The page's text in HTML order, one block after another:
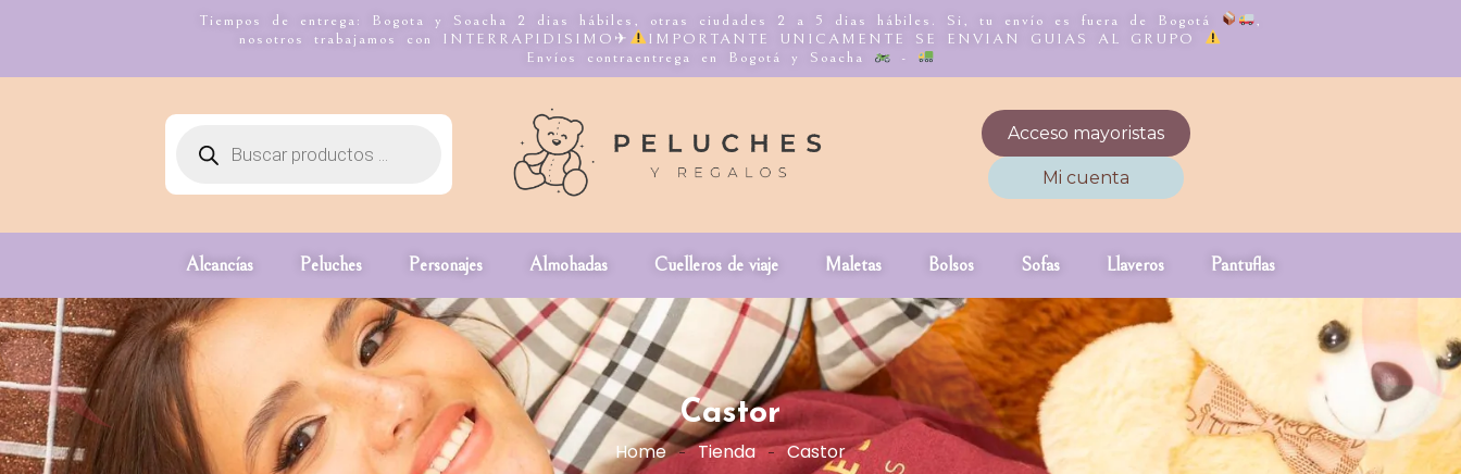
Tiempos de entrega: Bogota y Soacha 2 dias hábiles, otras ciudades 2 a 5 dias hábiles. Si, tu envío es fuera de Bogotá
,
nosotros trabajamos con INTERRAPIDISIMO✈
IMPORTANTE UNICAMENTE SE ENVIAN GUIAS AL GRUPO
Envíos contraentrega en Bogotá y Soacha
-
Acceso mayoristas
Mi cuenta
Alcancías Peluches Personajes Almohadas Cuelleros de viaje Maletas Bolsos Sofas Llaveros Pantuflas
Castor
Home Tienda Castor